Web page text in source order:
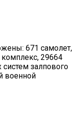
671 самолет,
29664
залпового
военной